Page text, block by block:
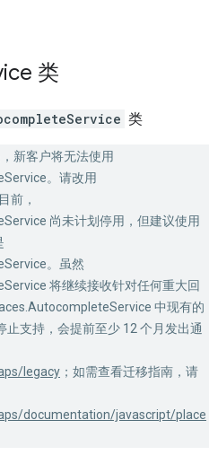
类
类
新客户将无法使用
。请改用
前，
尚未计划停用，但建议使用
。虽然
将继续接收针对任何重大回
中现有的
支持，会提前至少 12 个月发出通
legacy ；如需查看迁移指南，请
documentation/javascript/place